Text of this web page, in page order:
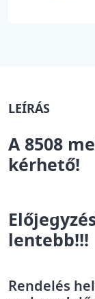
LEÍRÁS
A 8508
kérhető!
lentebb!!!
Rendelés